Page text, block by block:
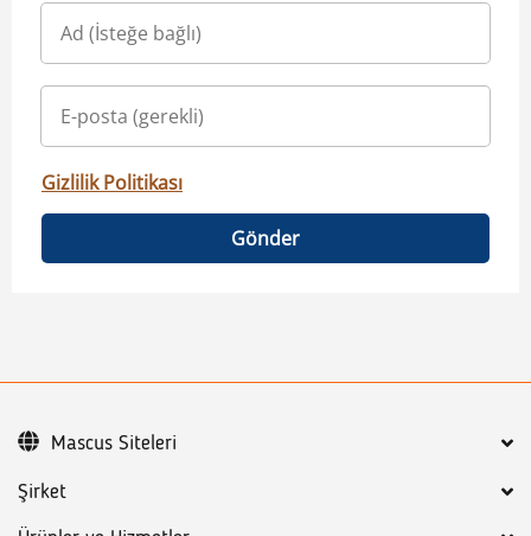
Gizlilik Politikası
Gönder
Şirket
Mascus Siteleri